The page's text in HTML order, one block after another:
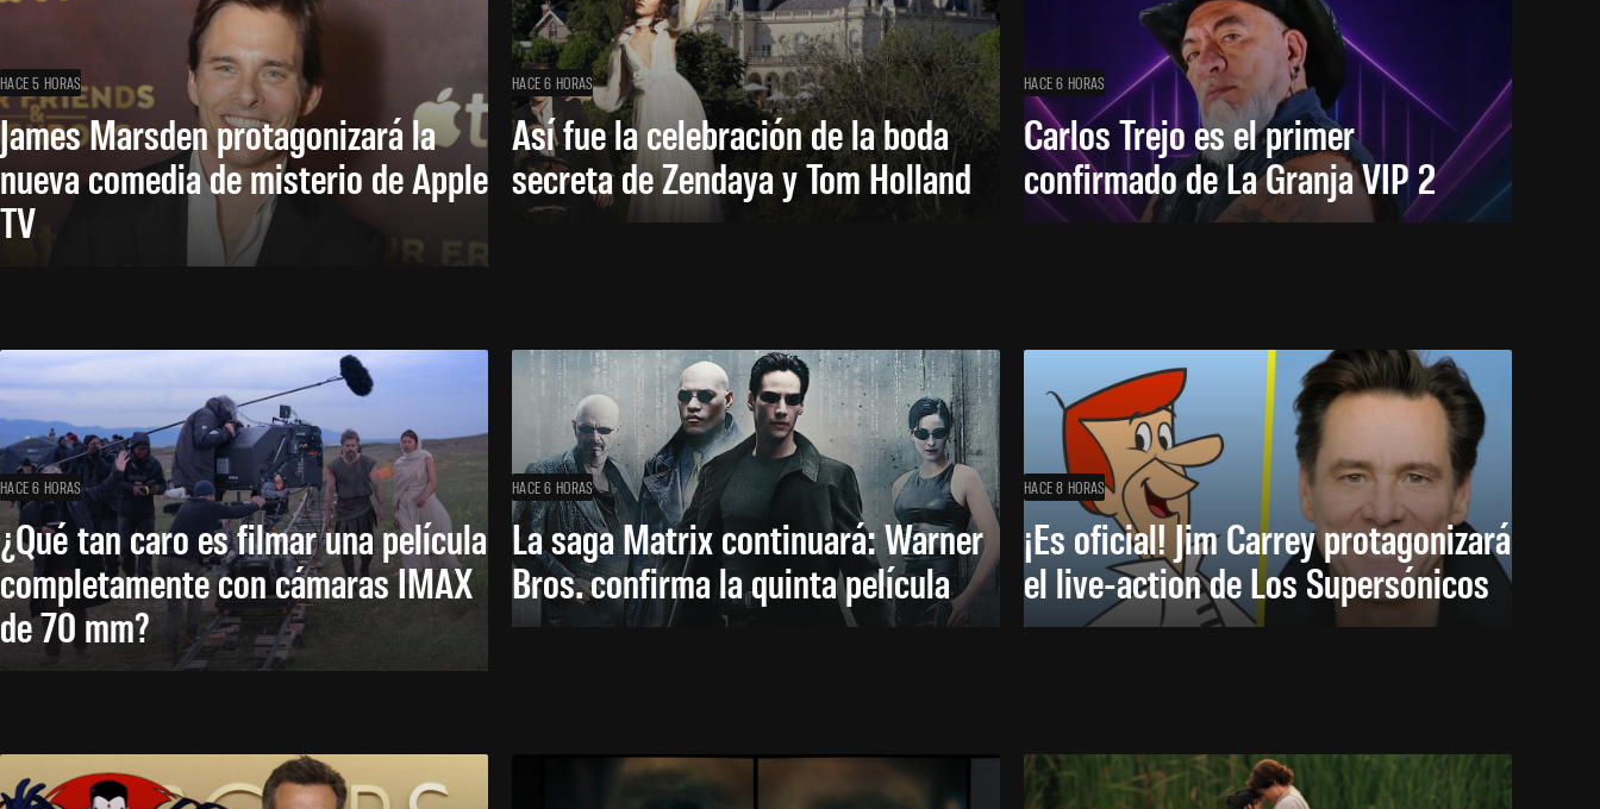
HACE 5 HORAS
James Marsden protagonizará la
nueva comedia de misterio de Apple
TV
HACE 6 HORAS
Así fue la celebración de la boda
secreta de Zendaya y Tom Holland
HACE 6 HORAS
Carlos Trejo es el primer
confirmado de La Granja VIP 2
HACE 6 HORAS
¿Qué tan caro es filmar una película
completamente con cámaras IMAX
de 70 mm?
HACE 6 HORAS
La saga Matrix continuará: Warner
Bros. confirma la quinta película
HACE 8 HORAS
¡Es oficial! Jim Carrey protagonizará
el live-action de Los Supersónicos